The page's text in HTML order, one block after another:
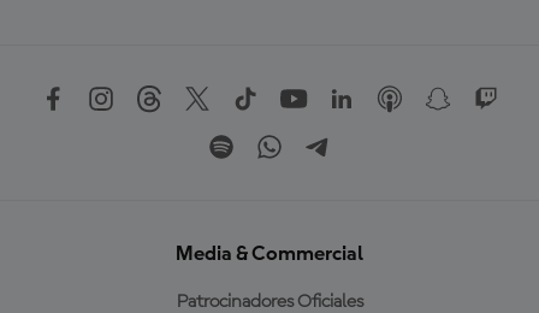
Media & Commercial
Patrocinadores Oficiales